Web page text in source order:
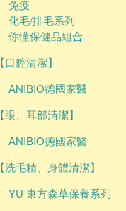
免疫
化毛/排毛系列
你懂保健品組合
【口腔清潔】
ANIBIO德國家醫
【眼、耳部清潔】
ANIBIO德國家醫
【洗毛精、身體清潔】
YU 東方森草保養系列